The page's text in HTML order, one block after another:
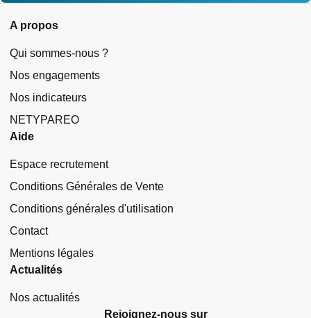
A propos
Qui sommes-nous ?
Nos engagements
Nos indicateurs
NETYPAREO
Aide
Espace recrutement
Conditions Générales de Vente
Conditions générales d'utilisation
Contact
Mentions légales
Actualités
Nos actualités
Rejoignez-nous sur